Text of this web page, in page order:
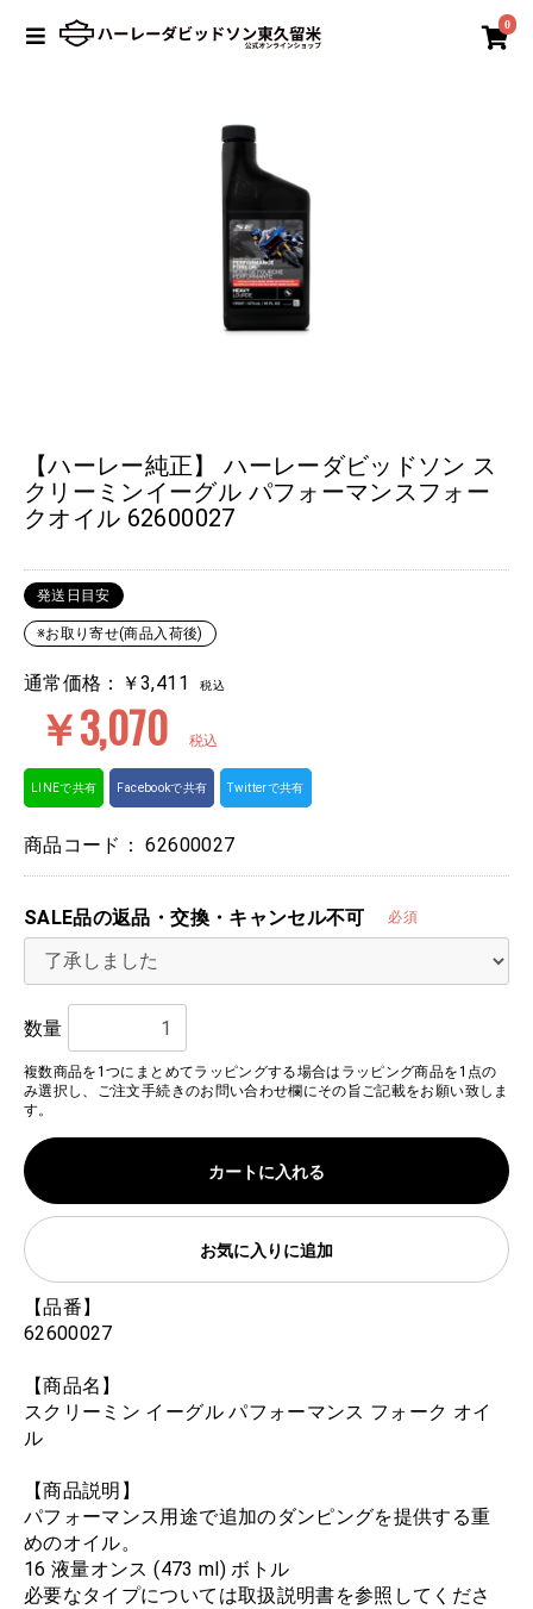
0
【ハーレー純正】 ハーレーダビッドソン ス
クリーミンイーグル パフォーマンスフォー
クオイル 62600027
発送日目安
※お取り寄せ(商品入荷後)
通常価格：￥3,411 税込
￥3,070 税込
LINEで共有 Facebookで共有 Twitterで共有
商品コード：62600027
SALE品の返品・交換・キャンセル不可 必須
数量
複数商品を1つにまとめてラッピングする場合はラッピング商品を1点の
み選択し、ご注文手続きのお問い合わせ欄にその旨ご記載をお願い致しま
す。
カートに入れる
お気に入りに追加
【品番】
62600027
【商品名】
スクリーミン イーグル パフォーマンス フォーク オイ
ル
【商品説明】
パフォーマンス用途で追加のダンピングを提供する重
めのオイル。
16 液量オンス (473 ml) ボトル
必要なタイプについては取扱説明書を参照してくださ